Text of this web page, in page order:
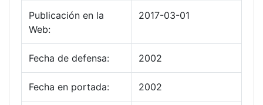
Publicación en la
Web:
2017-03-01
Fecha de defensa: 2002
Fecha en portada: 2002